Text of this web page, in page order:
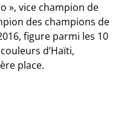
», vice champion de
des champions de
figure parmi les 10
d’Haïti,
place.